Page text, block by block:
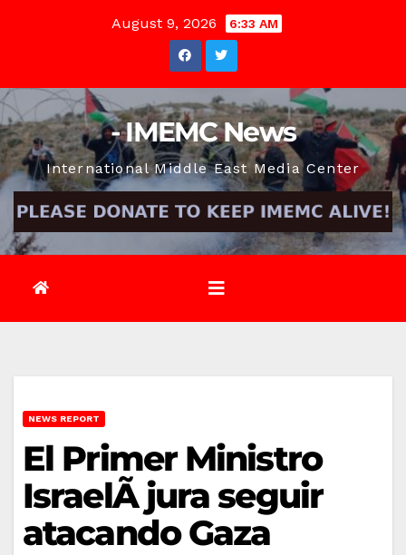
August 9, 2026 6:33 AM
- IMEMC News
International Middle East Media Center
NEWS REPORT
El Primer Ministro
IsraelÃ­ jura seguir
atacando Gaza